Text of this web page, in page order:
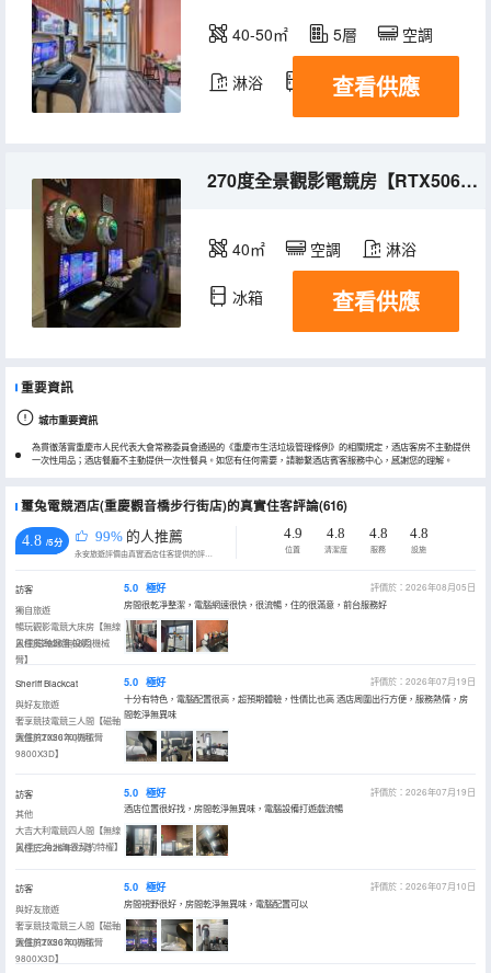
40-50㎡ 5層 空調
淋浴 冰箱查看供應
270度全景觀影電競房【RTX5060|2K320HZ|機械臂|觀影】
40㎡ 空調 淋浴
冰箱 查看供應
重要資訊
城市重要資訊
為貫徹落實重慶市人民代表大會常務委員會通過的《重慶市生活垃圾管理條例》的相關規定，酒店客房不主動提供
一次性用品；酒店餐廳不主動提供一次性餐具。如您有任何需要，請聯繫酒店賓客服務中心，感謝您的理解。
璽兔電競酒店(重慶觀音橋步行街店)的真實住客評論(616)
4.8 /5分 99% 的人推薦
永安旅遊評價由真實酒店住客提供的評價。
4.9
位置
4.8
清潔度
4.8
服務
4.8
設施
訪客
獨自旅遊
暢玩觀影電競大床房【無線
鼠標|磁軸鍵盤|投影|機械
臂】
入住於2026年08月
5.0 極好
評價於：2026年08月05日
房間很乾凈整潔，電腦網速很快，很流暢，住的很滿意，前台服務好
Sheriff Blackcat
與好友旅遊
奢享競技電競三人間【磁軸
鍵盤|RTX5070|機械臂
9800X3D】
入住於2026年07月
5.0 極好
評價於：2026年07月19日
十分有特色，電腦配置很高，超預期體驗，性價比也高 酒店周圍出行方便，服務熱情，房
間乾淨無異味
訪客
其他
大吉大利電競四人間【無線
鼠標|三角洲無畏契約特權】
入住於2026年07月
5.0 極好
評價於：2026年07月19日
酒店位置很好找，房間乾淨無異味，電腦設備打遊戲流暢
訪客
與好友旅遊
奢享競技電競三人間【磁軸
鍵盤|RTX5070|機械臂
9800X3D】
入住於2026年07月
5.0 極好
評價於：2026年07月10日
房間視野很好，房間乾淨無異味，電腦配置可以